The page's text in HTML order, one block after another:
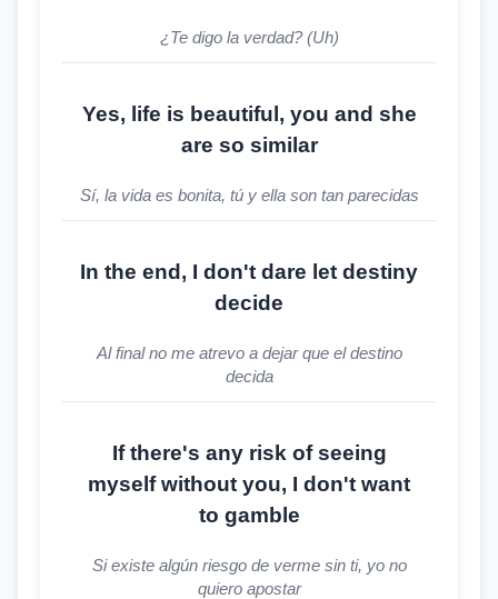
¿Te digo la verdad? (Uh)
Yes, life is beautiful, you and she
are so similar
Sí, la vida es bonita, tú y ella son tan parecidas
In the end, I don't dare let destiny
decide
Al final no me atrevo a dejar que el destino
decida
If there's any risk of seeing
myself without you, I don't want
to gamble
Si existe algún riesgo de verme sin ti, yo no
quiero apostar